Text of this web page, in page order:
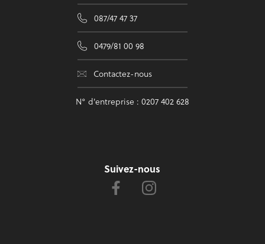
087/47 47 37
0479/81 00 98
Contactez-nous
N° d'entreprise : 0207 402 628
Suivez-nous